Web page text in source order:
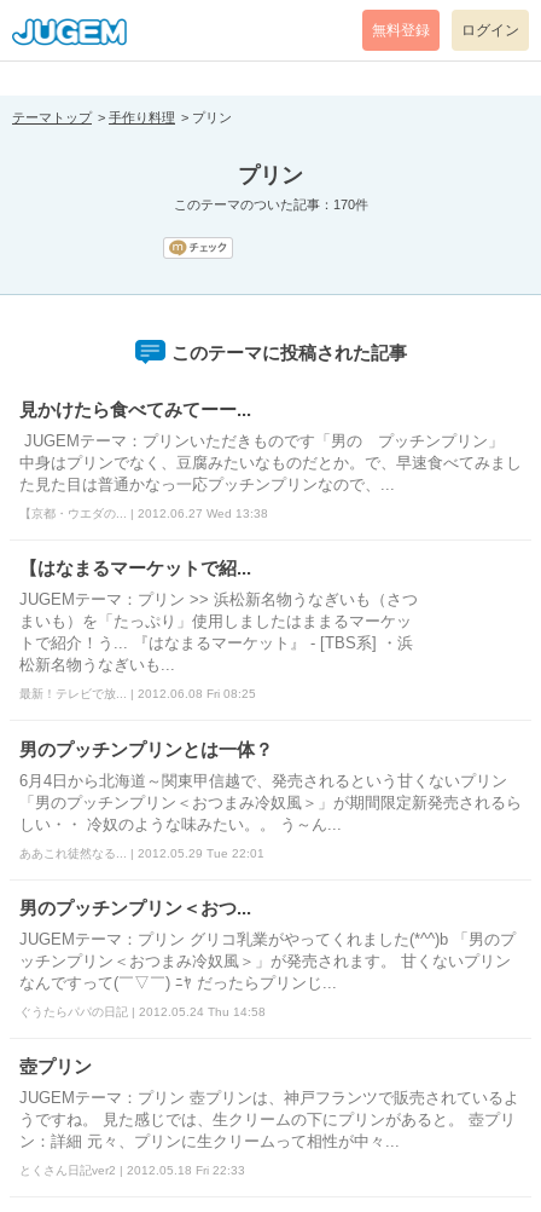
[pear_error: message="Success" code=0 mode=return level=notice
prefix="" info=""]
無料登録 ログイン
テーマトップ 手作り料理 プリン
プリン
このテーマのついた記事：170件
このテーマに投稿された記事
見かけたら食べてみてーー...
JUGEMテーマ：プリンいただきものです「男の プッチンプリン」
中身はプリンでなく、豆腐みたいなものだとか。で、早速食べてみまし
た見た目は普通かなっ一応プッチンプリンなので、...
【京都・ウエダの... | 2012.06.27 Wed 13:38
【はなまるマーケットで紹...
JUGEMテーマ：プリン >> 浜松新名物うなぎいも（さつ
まいも）を「たっぷり」使用しましたはままるマーケッ
トで紹介！う... 『はなまるマーケット』 - [TBS系] ・浜
松新名物うなぎいも...
最新！テレビで放... | 2012.06.08 Fri 08:25
男のプッチンプリンとは一体？
6月4日から北海道～関東甲信越で、発売されるという甘くないプリン
「男のプッチンプリン＜おつまみ冷奴風＞」が期間限定新発売されるら
しい・・ 冷奴のような味みたい。。 う～ん...
ああこれ徒然なる... | 2012.05.29 Tue 22:01
男のプッチンプリン＜おつ...
JUGEMテーマ：プリン グリコ乳業がやってくれました(*^^)b 「男のプ
ッチンプリン＜おつまみ冷奴風＞」が発売されます。 甘くないプリン
なんですって(￣▽￣) ﾆﾔ だったらプリンじ...
ぐうたらパパの日記 | 2012.05.24 Thu 14:58
壺プリン
JUGEMテーマ：プリン 壺プリンは、神戸フランツで販売されているよ
うですね。 見た感じでは、生クリームの下にプリンがあると。 壺プリ
ン：詳細 元々、プリンに生クリームって相性が中々...
とくさん日記ver2 | 2012.05.18 Fri 22:33